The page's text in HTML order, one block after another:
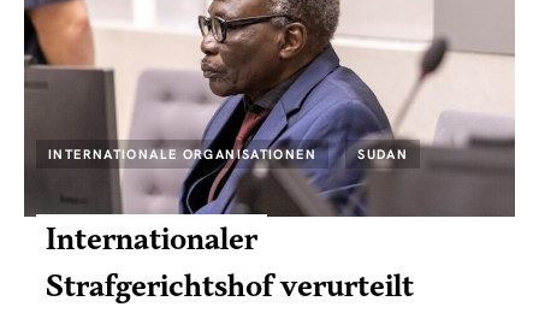
INTERNATIONALE ORGANISATIONEN SUDAN
Internationaler
Strafgerichtshof verurteilt